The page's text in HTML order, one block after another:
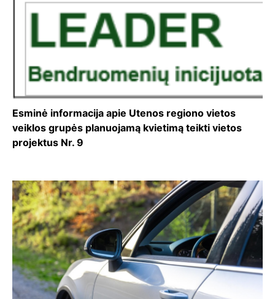
Esminė informacija apie Utenos regiono vietos
veiklos grupės planuojamą kvietimą teikti vietos
projektus Nr. 9